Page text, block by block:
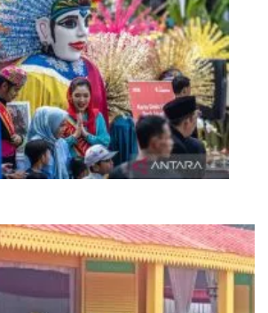
harmoni tradisi dan kota global